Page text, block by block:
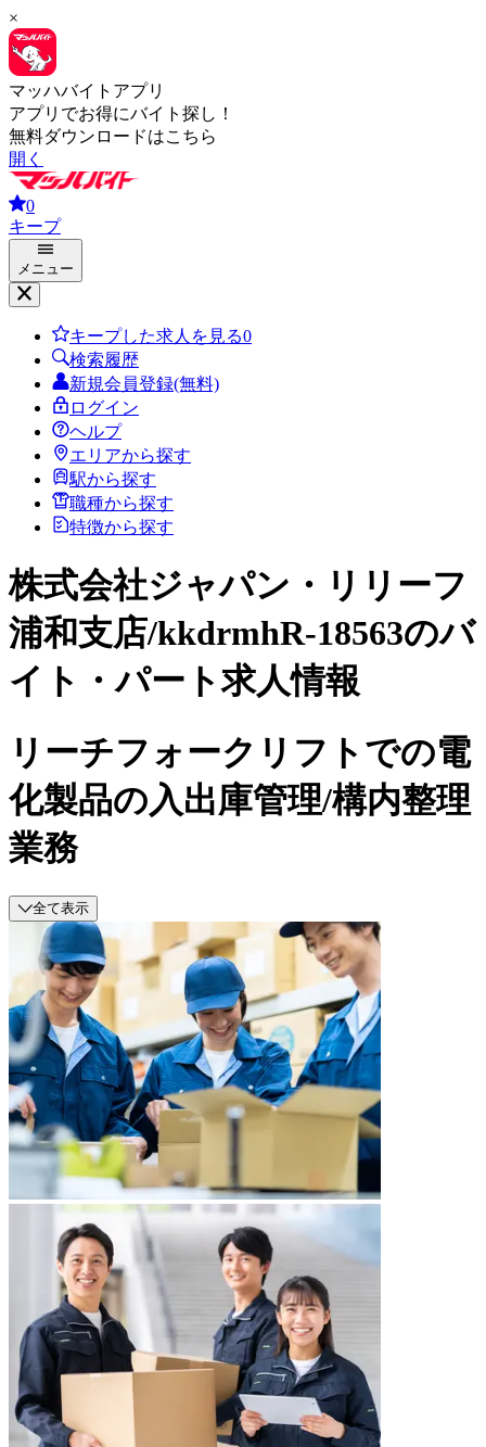
×
マッハバイトアプリ
アプリでお得にバイト探し！
無料ダウンロードはこちら
開く
0
キープ
メニュー
キープした求人を見る0
検索履歴
新規会員登録(無料)
ログイン
ヘルプ
エリアから探す
駅から探す
職種から探す
特徴から探す
株式会社ジャパン・リリーフ
浦和支店/kkdrmhR-18563のバ
イト・パート求人情報
リーチフォークリフトでの電
化製品の入出庫管理/構内整理
業務
全て表示